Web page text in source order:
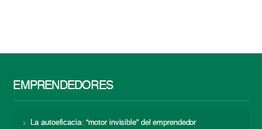
EMPRENDEDORES
La autoeficacia: “motor invisible” del emprendedor